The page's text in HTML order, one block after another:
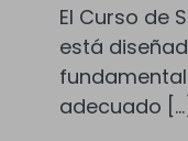
El Curso de
está
adecuado